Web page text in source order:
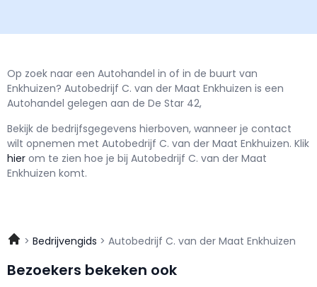
Op zoek naar een Autohandel in of in de buurt van
Enkhuizen? Autobedrijf C. van der Maat Enkhuizen is een
Autohandel gelegen aan de De Star 42,
Bekijk de bedrijfsgegevens hierboven, wanneer je contact
wilt opnemen met Autobedrijf C. van der Maat Enkhuizen. Klik
hier om te zien hoe je bij Autobedrijf C. van der Maat
Enkhuizen komt.
Bedrijvengids Autobedrijf C. van der Maat Enkhuizen
Bezoekers bekeken ook